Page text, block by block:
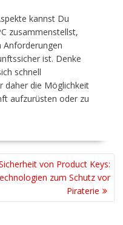
kannst Du
zusammenstellst,
Anforderungen
ist. Denke
schnell
daher die Möglichkeit
aufzurüsten oder zu
von Product Keys:
zum Schutz vor
Piraterie